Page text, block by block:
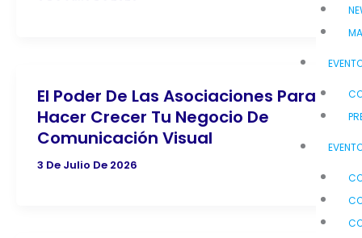
El Poder De Las Asociaciones Para
Hacer Crecer Tu Negocio De
Comunicación Visual
3 De Julio De 2026